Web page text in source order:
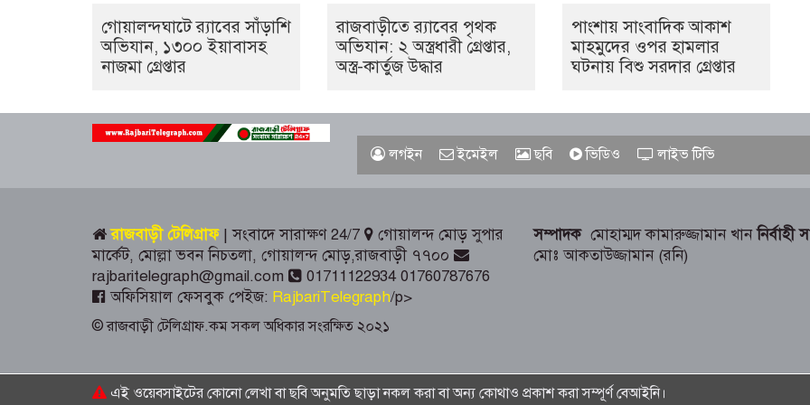
গোয়ালন্দঘাটে র‌্যাবের সাঁড়াশি
অভিযান, ১৩০০ ইয়াবাসহ
নাজমা গ্রেপ্তার
রাজবাড়ীতে র‌্যাবের পৃথক
অভিযান: ২ অস্ত্রধারী গ্রেপ্তার,
অস্ত্র-কার্তুজ উদ্ধার
পাংশায় সাংবাদিক আকাশ
মাহমুদের ওপর হামলার
ঘটনায় বিশু সরদার গ্রেপ্তার
লগইন ইমেইল ছবি ভিডিও লাইভ টিভি
রাজবাড়ী টেলিগ্রাফ | সংবাদে সারাক্ষণ 24/7
গোয়ালন্দ মোড় সুপার
মার্কেট, মোল্লা ভবন নিচতলা, গোয়ালন্দ মোড়,রাজবাড়ী ৭৭০০
rajbaritelegraph@gmail.com
01711122934 01760787676
অফিসিয়াল ফেসবুক পেইজ: RajbariTelegraph/p>
© রাজবাড়ী টেলিগ্রাফ.কম সকল অধিকার সংরক্ষিত ২০২১
সম্পাদক মোহাম্মদ কামারুজ্জামান খাননির্বাহী
মোঃ আকতাউজ্জামান (রনি)
এই ওয়েবসাইটের কোনো লেখা বা ছবি অনুমতি ছাড়া নকল করা বা অন্য কোথাও প্রকাশ করা সম্পূর্ণ বেআইনি।